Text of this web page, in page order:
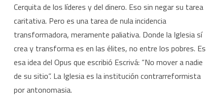
Cerquita de los líderes y del dinero. Eso sin negar su tarea
caritativa. Pero es una tarea de nula incidencia
transformadora, meramente paliativa. Donde la Iglesia sí
crea y transforma es en las élites, no entre los pobres. Es
esa idea del Opus que escribió Escrivá: “No mover a nadie
de su sitio”. La Iglesia es la institución contrarreformista
por antonomasia.